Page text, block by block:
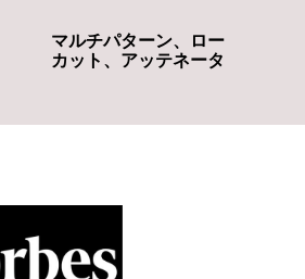
マルチパターン、ロー
カット、アッテネータ